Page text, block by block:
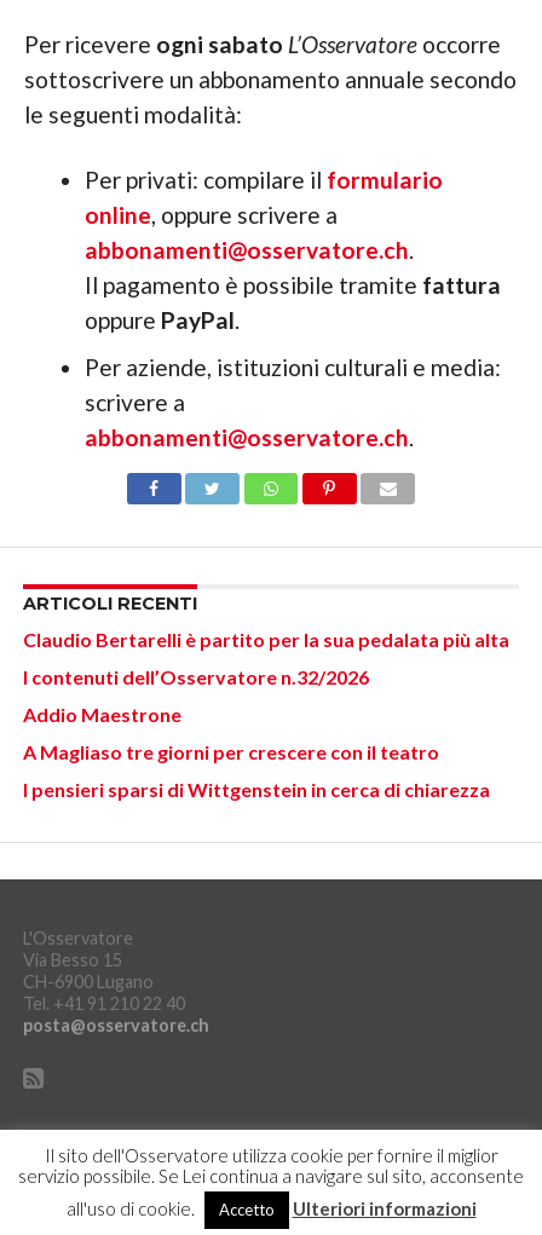
Per ricevere ogni sabato L’Osservatoreoccorre
sottoscrivere un abbonamento annuale secondo
le seguenti modalità:
Per privati: compilare il formulario
online , oppure scrivere a
abbonamenti@osservatore.ch
Il pagamento è possibile tramite fattura
oppure PayPal
Per aziende, istituzioni culturali e media:
scrivere a
abbonamenti@osservatore.ch
ARTICOLI RECENTI
Claudio Bertarelli è partito per la sua pedalata più alta
I contenuti dell’Osservatore n.32/2026
Addio Maestrone
A Magliaso tre giorni per crescere con il teatro
I pensieri sparsi di Wittgenstein in cerca di chiarezza
L'Osservatore
Via Besso 15
CH-6900 Lugano
Tel. +41 91 210 22 40
posta@osservatore.ch
DICHIARAZIONE SULLA PROTEZIONE DEI DATI ACCEDI
Il sito dell'Osservatore utilizza cookie per fornire il miglior
servizio possibile. Se Lei continua a navigare sul sito, acconsente
all'uso di cookie.
Accetto Ulteriori informazioni